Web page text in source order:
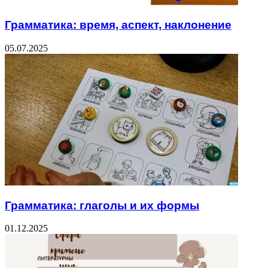
Грамматика: время, аспект, наклонение
05.07.2025
Грамматика: глаголы и их формы
01.12.2025